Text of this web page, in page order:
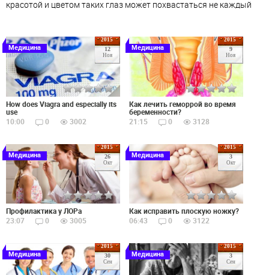
красотой и цветом таких глаз может похвастаться не каждый
2015
12
Ноя
Медицина
How does Viagra and especially its
use
10:00
0 3002
2015
9
Ноя
Медицина
Как лечить геморрой во время
беременности?
21:15
0 3128
2015
26
Окт
Медицина
Профилактика у ЛОРа
23:07
0 3005
2015
3
Окт
Медицина
Как исправить плоскую ножку?
06:43
0 3122
2015
30
Сен
Медицина
2015
3
Сен
Медицина